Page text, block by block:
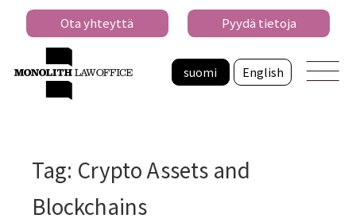
suomi English
Ota yhteyttä Pyydä tietoja
Tag: Crypto Assets and
Blockchains